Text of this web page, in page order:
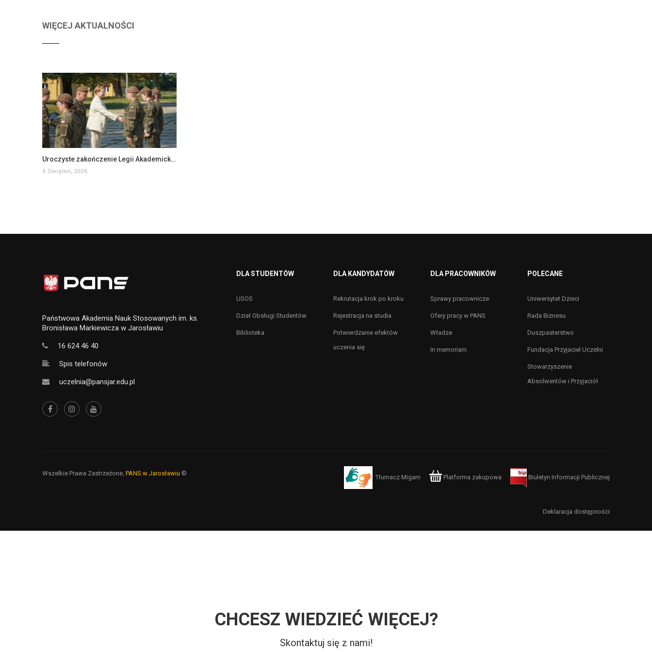
WIĘCEJ AKTUALNOŚCI
Uroczyste zakończenie Legii Akademickiej w PANS w Jarosławiu
4 Sierpień, 2026
Państwowa Akademia Nauk Stosowanych im. ks.
Bronisława Markiewicza w Jarosławiu
16 624 46 40
Spis telefonów
uczelnia@pansjar.edu.pl
DLA STUDENTÓW
USOS
Dział Obsługi Studentów
Biblioteka
DLA KANDYDATÓW
Rekrutacja krok po kroku
Rejestracja na studia
Potwierdzanie efektów
uczenia się
DLA PRACOWNIKÓW
Sprawy pracownicze
Ofery pracy w PANS
Władze
In memoriam
POLECANE
Uniwersytet Dzieci
Rada Biznesu
Duszpasterstwo
Fundacja Przyjaciel Uczelni
Stowarzyszenie
Absolwentów i Przyjaciół
Wszelkie Prawa Zastrzeżone, PANS w Jarosławiu ©
Tłumacz Migam Platforma zakupowa Biuletyn Informacji Publicznej
Deklaracja dostępności
CHCESZ WIEDZIEĆ WIĘCEJ?
Skontaktuj się z nami!